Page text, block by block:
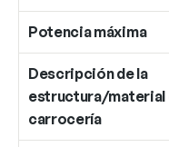
Potencia máxima
Descripción de la
estructura/material
carrocería